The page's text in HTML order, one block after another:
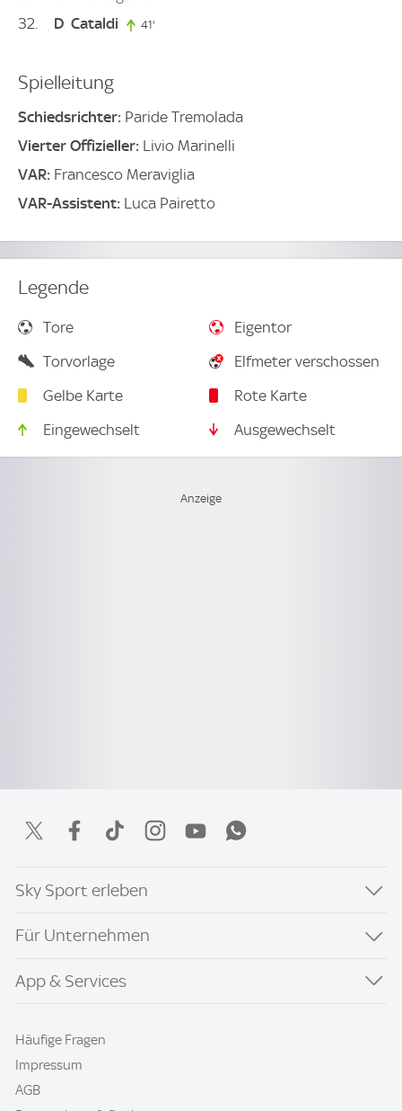
32
D Cataldi 41'
Spielleitung
Schiedsrichter: Paride Tremolada
Vierter Offizieller: Livio Marinelli
VAR: Francesco Meraviglia
VAR-Assistent: Luca Pairetto
Legende
Tore
Eigentor
Torvorlage
Elfmeter verschossen
Gelbe Karte
Rote Karte
Eingewechselt
Ausgewechselt
Sky Sport erleben
Für Unternehmen
App & Services
Häufige Fragen
Impressum
AGB